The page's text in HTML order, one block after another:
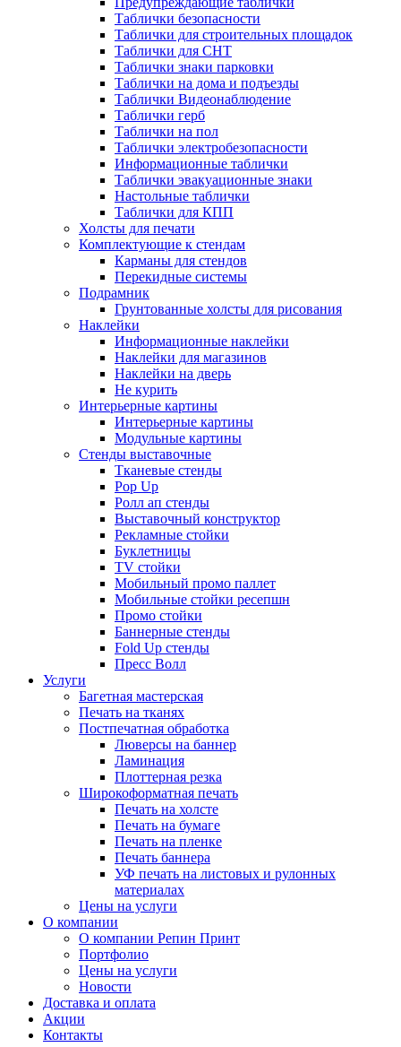
Таблички безопасности
Таблички для строительных площадок
Таблички для СНТ
Таблички знаки парковки
Таблички на дома и подъезды
Таблички Видеонаблюдение
Таблички герб
Таблички на пол
Таблички электробезопасности
Информационные таблички
Таблички эвакуационные знаки
Настольные таблички
Таблички для КПП
Холсты для печати
Комплектующие к стендам
Карманы для стендов
Перекидные системы
Подрамник
Грунтованные холсты для рисования
Наклейки
Информационные наклейки
Наклейки для магазинов
Наклейки на дверь
Не курить
Интерьерные картины
Интерьерные картины
Модульные картины
Стенды выставочные
Тканевые стенды
Pop Up
Ролл ап стенды
Выставочный конструктор
Рекламные стойки
Буклетницы
TV стойки
Мобильный промо паллет
Мобильные стойки ресепшн
Промо стойки
Баннерные стенды
Fold Up стенды
Пресс Волл
Услуги
Багетная мастерская
Печать на тканях
Постпечатная обработка
Люверсы на баннер
Ламинация
Плоттерная резка
Широкоформатная печать
Печать на холсте
Печать на бумаге
Печать на пленке
Печать баннера
УФ печать на листовых и рулонных
материалах
Цены на услуги
О компании
О компании Репин Принт
Портфолио
Цены на услуги
Новости
Доставка и оплата
Акции
Контакты